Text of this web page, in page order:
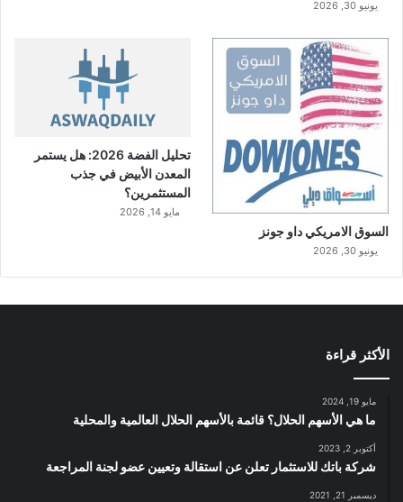
يونيو 30, 2026
السوق الامريكي داو جونز
يونيو 30, 2026
تحليل الفضة 2026: هل يستمر
المعدن الأبيض في جذب
المستثمرين؟
مايو 14, 2026
الأكثر قراءة
مايو 19, 2024
ما هي الأسهم الحلال؟ قائمة بالأسهم الحلال العالمية والمحلية
أكتوبر 2, 2023
شركة باتك للاستثمار تعلن عن استقالة وتعيين عضو لجنة المراجعة
ديسمبر 21, 2021